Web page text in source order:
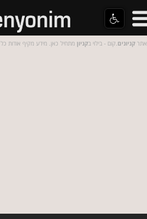
אתר קניונים.קום - בילוי בקניון מתחיל כאן. מידע מקיף אודות כל